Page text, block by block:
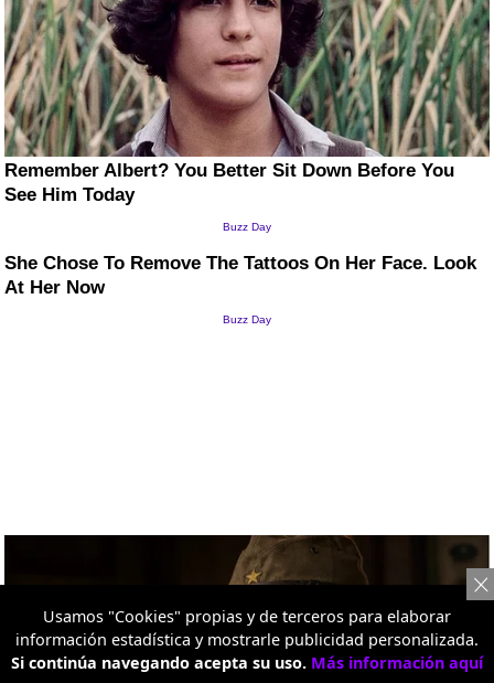
Usamos "Cookies" propias y de terceros para elaborar
información estadística y mostrarle publicidad personalizada.
Si continúa navegando acepta su uso. Más información aquí